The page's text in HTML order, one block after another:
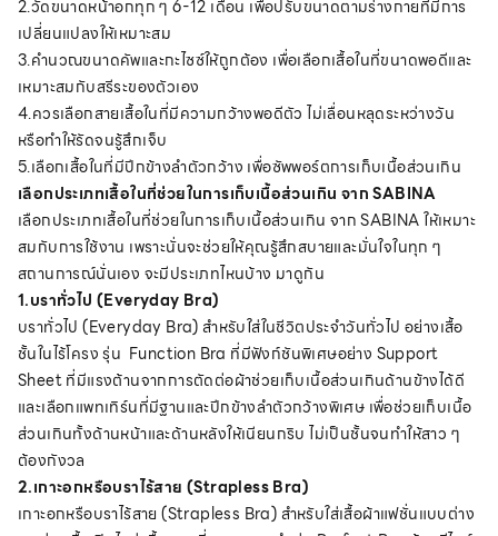
2.วัดขนาดหน้าอกทุก ๆ 6-12 เดือน เพื่อปรับขนาดตามร่างกายที่มีการ
เปลี่ยนแปลงให้เหมาะสม
3.คำนวณขนาดคัพและกะไซซ์ให้ถูกต้อง เพื่อเลือกเสื้อในที่ขนาดพอดีและ
เหมาะสมกับสรีระของตัวเอง
4.ควรเลือกสายเสื้อในที่มีความกว้างพอดีตัว ไม่เลื่อนหลุดระหว่างวัน
หรือทำให้รัดจนรู้สึกเจ็บ
5.เลือกเสื้อในที่มีปีกข้างลำตัวกว้าง เพื่อซัพพอร์ตการเก็บเนื้อส่วนเกิน
เลือกประเภทเสื้อในที่ช่วยในการเก็บเนื้อส่วนเกิน จาก SABINA
เลือกประเภทเสื้อในที่ช่วยในการเก็บเนื้อส่วนเกิน จาก SABINA ให้เหมาะ
สมกับการใช้งาน เพราะนั่นจะช่วยให้คุณรู้สึกสบายและมั่นใจในทุก ๆ
สถานการณ์นั่นเอง จะมีประเภทไหนบ้าง มาดูกัน
1.บราทั่วไป (Everyday Bra)
บราทั่วไป (Everyday Bra) สำหรับใส่ในชีวิตประจำวันทั่วไป อย่างเสื้อ
ชั้นในไร้โครง รุ่น Function Bra ที่มีฟังก์ชันพิเศษอย่าง Support
Sheet ที่มีแรงต้านจากการตัดต่อผ้าช่วยเก็บเนื้อส่วนเกินด้านข้างได้ดี
และเลือกแพทเทิร์นที่มีฐานและปีกข้างลำตัวกว้างพิเศษ เพื่อช่วยเก็บเนื้อ
ส่วนเกินทั้งด้านหน้าและด้านหลังให้เนียนกริบ ไม่เป็นชั้นจนทำให้สาว ๆ
ต้องกังวล
2.เกาะอกหรือบราไร้สาย (Strapless Bra)
เกาะอกหรือบราไร้สาย (Strapless Bra) สำหรับใส่เสื้อผ้าแฟชั่นแบบต่าง